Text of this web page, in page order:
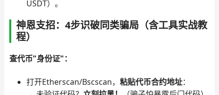
USDT）。
神恩支招：4步识破同类骗局（含工具实战教
程）
查代币"身份证"：
打开Etherscan/Bscscan， 粘贴代币合约地址：